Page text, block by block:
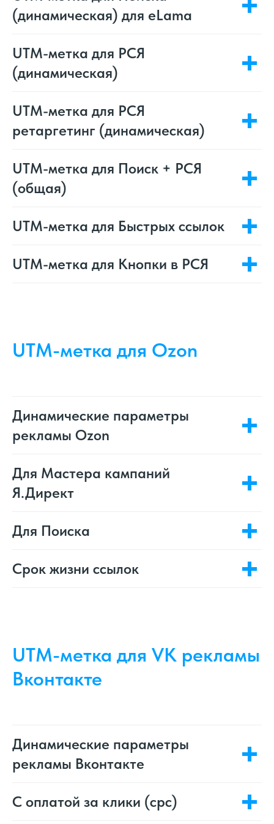
(динамическая) для eLama
UTM-метка для РСЯ
(динамическая)
UTM-метка для РСЯ
ретаргетинг (динамическая)
UTM-метка для Поиск + РСЯ
(общая)
UTM-метка для Быстрых ссылок
UTM-метка для Кнопки в РСЯ
UTM-метка для Ozon
Динамические параметры
рекламы Ozon
Для Мастера кампаний
Я.Директ
Для Поиска
Срок жизни ссылок
UTM-метка для VK рекламы
Вконтакте
Динамические параметры
рекламы Вконтакте
C оплатой за клики (cpc)